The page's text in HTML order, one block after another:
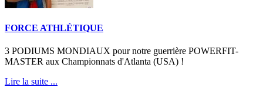
FORCE ATHLÉTIQUE
3 PODIUMS MONDIAUX pour notre guerrière POWERFIT-
MASTER aux Championnats d'Atlanta (USA) !
Lire la suite ...